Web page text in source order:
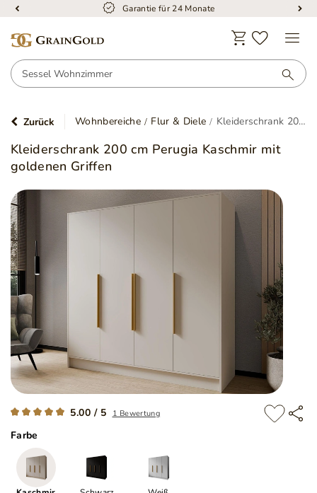
Garantie für 24 Monate
Zurück Wohnbereiche Flur & Diele Kleiderschrank 200 cm Perugia Kaschmir mit goldenen Griffen
Kleiderschrank 200 cm Perugia Kaschmir mit
goldenen Griffen
5.00 / 5 1 Bewertung
Farbe